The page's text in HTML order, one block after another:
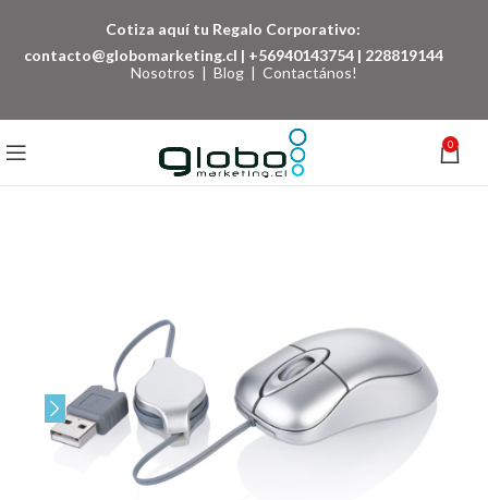
Cotiza aquí tu Regalo Corporativo:
contacto@globomarketing.cl | +56940143754 | 228819144
Nosotros | Blog | Contactános!
0